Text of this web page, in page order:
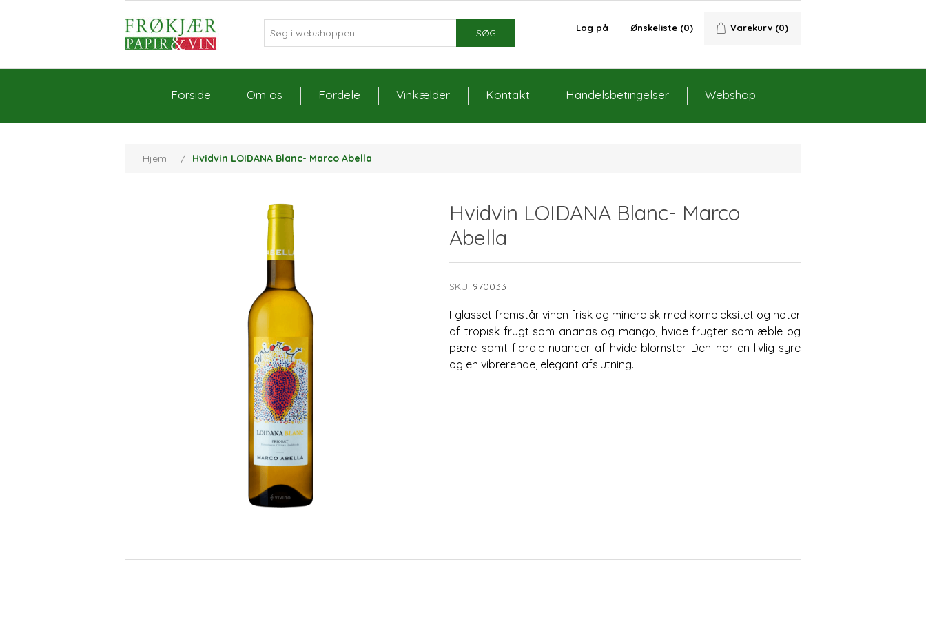
SØG Log på Ønskeliste (0) Varekurv (0)
Forside Om os Fordele Vinkælder Kontakt Handelsbetingelser Webshop
Hjem / Hvidvin LOIDANA Blanc- Marco Abella
Hvidvin LOIDANA Blanc- Marco
Abella
SKU: 970033
I glasset fremstår vinen frisk og mineralsk med kompleksitet og noter
af tropisk frugt som ananas og mango, hvide frugter som æble og
pære samt florale nuancer af hvide blomster. Den har en livlig syre
og en vibrerende, elegant afslutning.